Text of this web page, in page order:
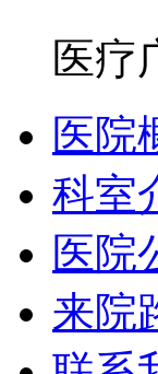
医疗
医院
科室
医院
来院